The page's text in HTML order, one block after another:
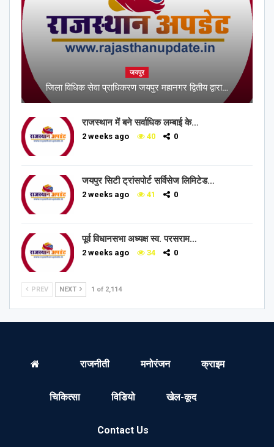
जयपुर
जिला विधिक सेवा प्राधिकरण जयपुर महानगर द्वितीय द्वारा…
राजस्थान में बने सर्वाधिक लम्बाई के…
2 weeks ago 40 0
जयपुर सिटी ट्रांसपोर्ट सर्विसेज लिमिटेड…
2 weeks ago 41 0
पूर्व विधानसभा अध्यक्ष स्व. परसराम…
2 weeks ago 34 0
PREV NEXT 1 of 2,114
राजनीती मनोरंजन क्राइम
चिकित्सा विडियो खेल-कूद
Contact Us